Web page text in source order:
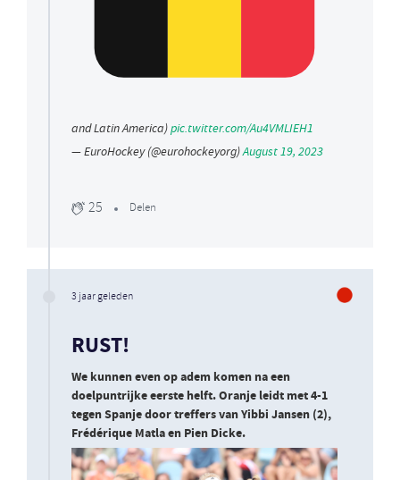
and Latin America)pic.twitter.com/Au4VMLIEH1
— EuroHockey (@eurohockeyorg)August 19, 2023
25 Delen
3 jaar geleden
RUST!
We kunnen even op adem komen na een
doelpuntrijke eerste helft. Oranje leidt met 4-1
tegen Spanje door treffers van Yibbi Jansen (2),
Frédérique Matla en Pien Dicke.